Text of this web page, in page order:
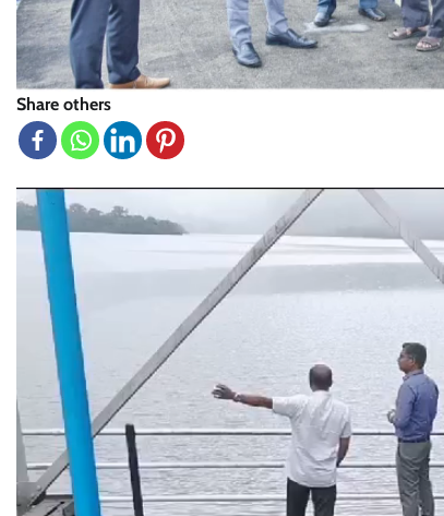
Share others